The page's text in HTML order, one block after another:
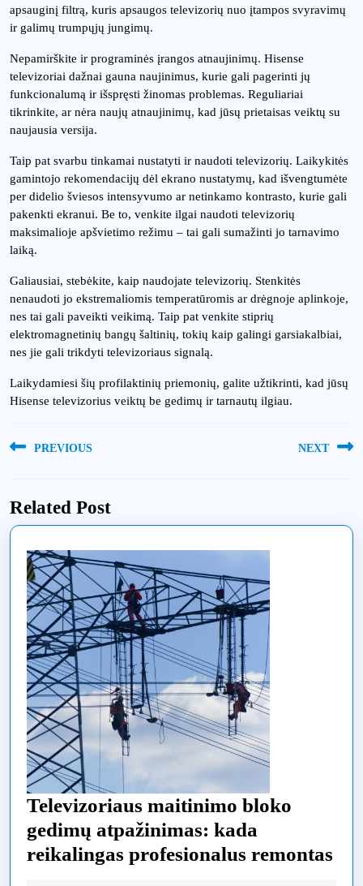
apsauginį filtrą, kuris apsaugos televizorių nuo įtampos svyravimų
ir galimų trumpųjų jungimų.
Nepamirškite ir programinės įrangos atnaujinimų. Hisense
televizoriai dažnai gauna naujinimus, kurie gali pagerinti jų
funkcionalumą ir išspręsti žinomas problemas. Reguliariai
tikrinkite, ar nėra naujų atnaujinimų, kad jūsų prietaisas veiktų su
naujausia versija.
Taip pat svarbu tinkamai nustatyti ir naudoti televizorių. Laikykitės
gamintojo rekomendacijų dėl ekrano nustatymų, kad išvengtumėte
per didelio šviesos intensyvumo ar netinkamo kontrasto, kurie gali
pakenkti ekranui. Be to, venkite ilgai naudoti televizorių
maksimalioje apšvietimo režimu – tai gali sumažinti jo tarnavimo
laiką.
Galiausiai, stebėkite, kaip naudojate televizorių. Stenkitės
nenaudoti jo ekstremaliomis temperatūromis ar drėgnoje aplinkoje,
nes tai gali paveikti veikimą. Taip pat venkite stiprių
elektromagnetinių bangų šaltinių, tokių kaip galingi garsiakalbiai,
nes jie gali trikdyti televizoriaus signalą.
Laikydamiesi šių profilaktinių priemonių, galite užtikrinti, kad jūsų
Hisense televizorius veiktų be gedimų ir tarnautų ilgiau.
tarpPREVIOUS NEXT
Related Post
Televizoriaus maitinimo bloko
gedimų atpažinimas: kada
reikalingas profesionalus remontas